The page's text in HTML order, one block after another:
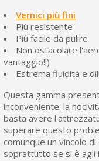
Vernici più fini
Più resistente
Più facile da pulire
Non ostacolare
vantaggio!!)
Estrema fluidità e
Questa gamma
inconveniente: la
basta avere
superare questo
comunque un vincolo
soprattutto se si è agli